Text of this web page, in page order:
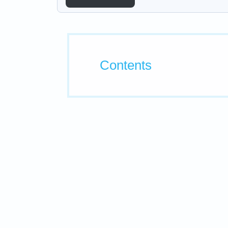
Contents